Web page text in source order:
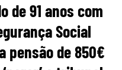
de 91 anos com
Social
pensão de 850€